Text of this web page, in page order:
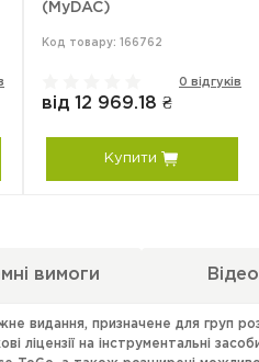
(MyDAC)
Код товару: 166762
0 відгуків
від 12 969.18 ₴
Купити
вимоги
видання, призначене для груп
на інструментальні